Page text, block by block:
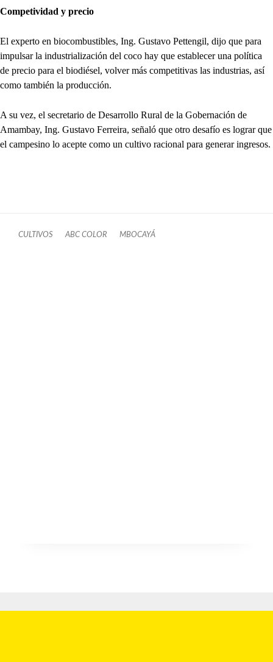
Competividad y precio
El experto en biocombustibles, Ing. Gustavo Pettengil, dijo que para
impulsar la industrialización del coco hay que establecer una política
de precio para el biodiésel, volver más competitivas las industrias, así
como también la producción.
A su vez, el secretario de Desarrollo Rural de la Gobernación de
Amambay, Ing. Gustavo Ferreira, señaló que otro desafío es lograr que
el campesino lo acepte como un cultivo racional para generar ingresos.
CULTIVOS ABC COLOR MBOCAYÁ